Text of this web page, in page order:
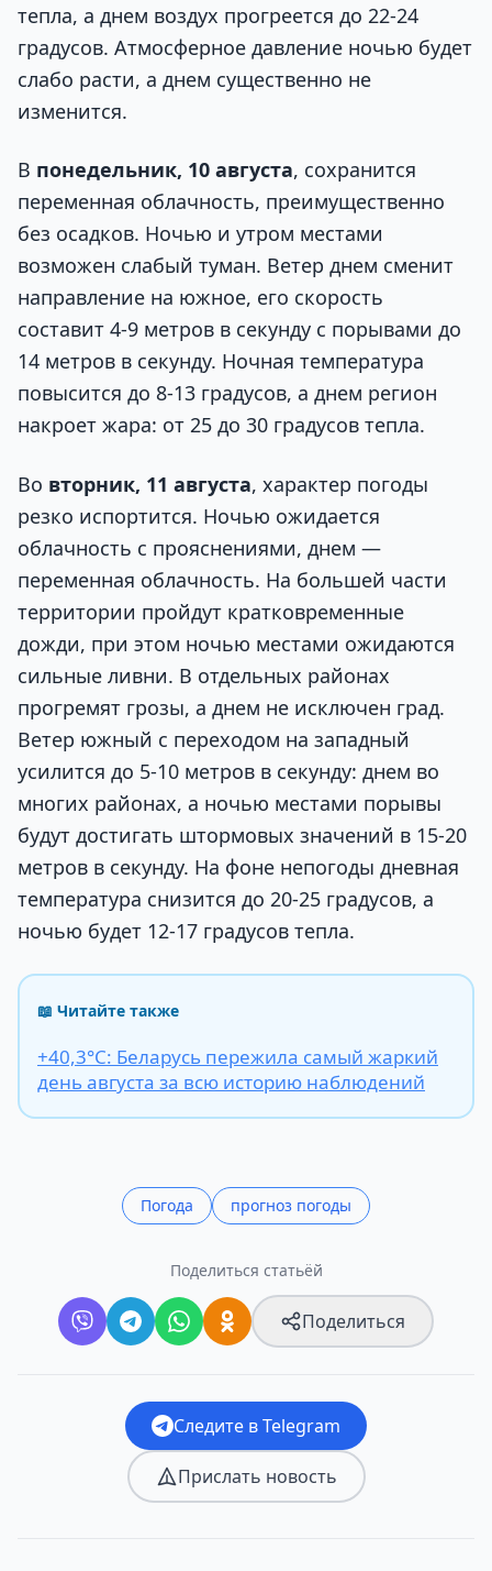
тепла, а днем воздух прогреется до 22-24
градусов. Атмосферное давление ночью будет
слабо расти, а днем существенно не
изменится.
В понедельник, 10 августа, сохранится
переменная облачность, преимущественно
без осадков. Ночью и утром местами
возможен слабый туман. Ветер днем сменит
направление на южное, его скорость
составит 4-9 метров в секунду с порывами до
14 метров в секунду. Ночная температура
повысится до 8-13 градусов, а днем регион
накроет жара: от 25 до 30 градусов тепла.
Во вторник, 11 августа, характер погоды
резко испортится. Ночью ожидается
облачность с прояснениями, днем —
переменная облачность. На большей части
территории пройдут кратковременные
дожди, при этом ночью местами ожидаются
сильные ливни. В отдельных районах
прогремят грозы, а днем не исключен град.
Ветер южный с переходом на западный
усилится до 5-10 метров в секунду: днем во
многих районах, а ночью местами порывы
будут достигать штормовых значений в 15-20
метров в секунду. На фоне непогоды дневная
температура снизится до 20-25 градусов, а
ночью будет 12-17 градусов тепла.
📖 Читайте также
+40,3°С: Беларусь пережила самый жаркий
день августа за всю историю наблюдений
Погода прогноз погоды
Поделиться статьёй
Поделиться
Следите в Telegram
Прислать новость